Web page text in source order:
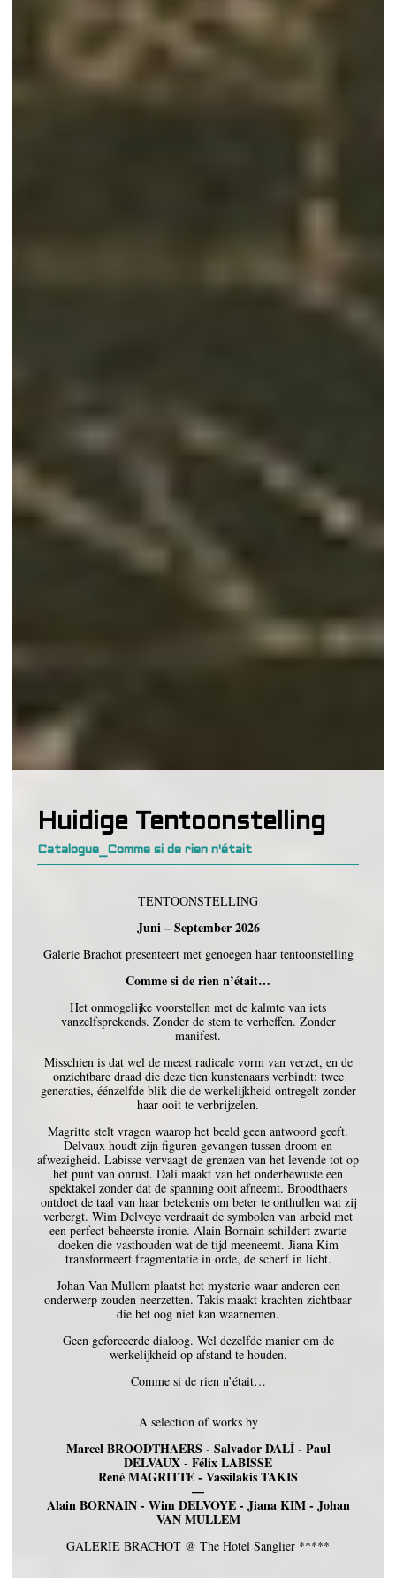
Huidige Tentoonstelling
Catalogue_Comme si de rien n'était
TENTOONSTELLING
Juni – September 2026
Galerie Brachot presenteert met genoegen haar tentoonstelling
Comme si de rien n’était…
Het onmogelijke voorstellen met de kalmte van iets
vanzelfsprekends. Zonder de stem te verheffen. Zonder
manifest.
Misschien is dat wel de meest radicale vorm van verzet, en de
onzichtbare draad die deze tien kunstenaars verbindt: twee
generaties, éénzelfde blik die de werkelijkheid ontregelt zonder
haar ooit te verbrijzelen.
Magritte stelt vragen waarop het beeld geen antwoord geeft.
Delvaux houdt zijn figuren gevangen tussen droom en
afwezigheid. Labisse vervaagt de grenzen van het levende tot op
het punt van onrust. Dalí maakt van het onderbewuste een
spektakel zonder dat de spanning ooit afneemt. Broodthaers
ontdoet de taal van haar betekenis om beter te onthullen wat zij
verbergt. Wim Delvoye verdraait de symbolen van arbeid met
een perfect beheerste ironie. Alain Bornain schildert zwarte
doeken die vasthouden wat de tijd meeneemt. Jiana Kim
transformeert fragmentatie in orde, de scherf in licht.
Johan Van Mullem plaatst het mysterie waar anderen een
onderwerp zouden neerzetten. Takis maakt krachten zichtbaar
die het oog niet kan waarnemen.
Geen geforceerde dialoog. Wel dezelfde manier om de
werkelijkheid op afstand te houden.
Comme si de rien n’était…
A selection of works by
Marcel BROODTHAERS - Salvador DALÍ - Paul
DELVAUX - Félix LABISSE
René MAGRITTE - Vassilakis TAKIS
—
Alain BORNAIN - Wim DELVOYE - Jiana KIM - Johan
VAN MULLEM
GALERIE BRACHOT @ The Hotel Sanglier *****